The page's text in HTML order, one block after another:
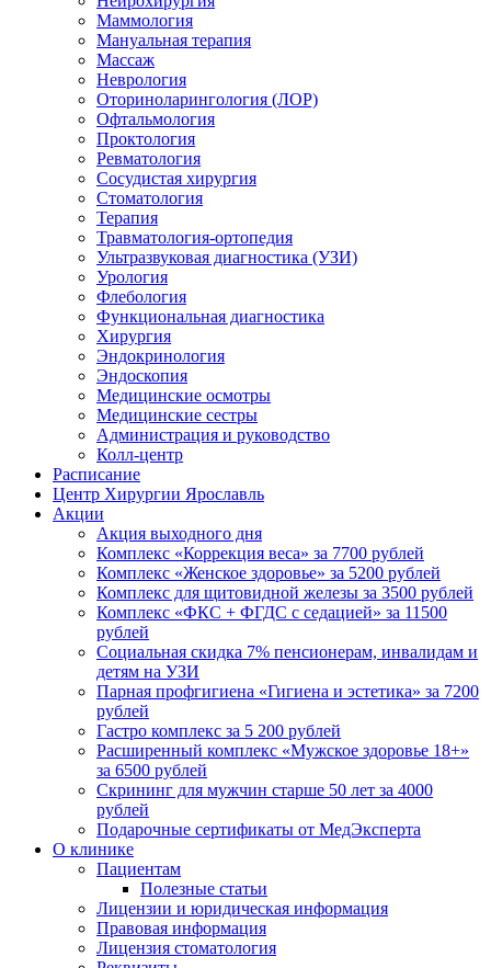
Маммология
Мануальная терапия
Массаж
Неврология
Оториноларингология (ЛОР)
Офтальмология
Проктология
Ревматология
Сосудистая хирургия
Стоматология
Терапия
Травматология-ортопедия
Ультразвуковая диагностика (УЗИ)
Урология
Флебология
Функциональная диагностика
Хирургия
Эндокринология
Эндоскопия
Медицинские осмотры
Медицинские сестры
Администрация и руководство
Колл-центр
Расписание
Центр Хирургии Ярославль
Акции
Акция выходного дня
Комплекс «Коррекция веса» за 7700 рублей
Комплекс «Женское здоровье» за 5200 рублей
Комплекс для щитовидной железы за 3500 рублей
Комплекс «ФКС + ФГДС с седацией» за 11500
рублей
Социальная скидка 7% пенсионерам, инвалидам и
детям на УЗИ
Парная профгигиена «Гигиена и эстетика» за 7200
рублей
Гастро комплекс за 5 200 рублей
Расширенный комплекс «Мужское здоровье 18+»
за 6500 рублей
Скрининг для мужчин старше 50 лет за 4000
рублей
Подарочные сертификаты от МедЭксперта
О клинике
Пациентам
Полезные статьи
Лицензии и юридическая информация
Правовая информация
Лицензия стоматология